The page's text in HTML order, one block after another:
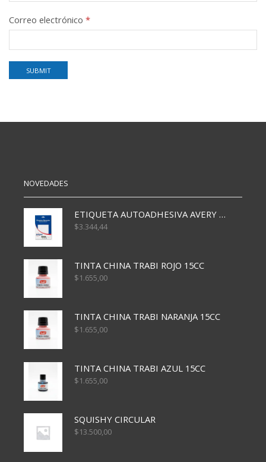
Correo electrónico *
NOVEDADES
ETIQUETA AUTOADHESIVA AVERY 3026 30H 20 X 70
$3.344,44
TINTA CHINA TRABI ROJO 15CC
$1.655,00
TINTA CHINA TRABI NARANJA 15CC
$1.655,00
TINTA CHINA TRABI AZUL 15CC
$1.655,00
SQUISHY CIRCULAR
$13.500,00